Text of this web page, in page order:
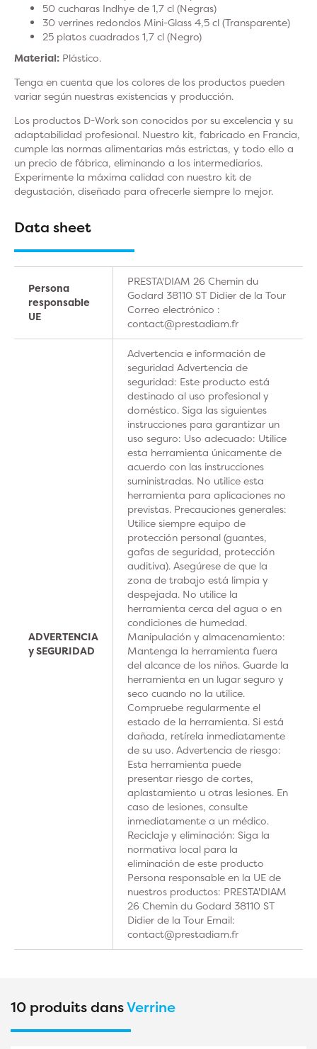
50 cucharas Indhye de 1,7 cl (Negras)
30 verrines redondos Mini-Glass 4,5 cl (Transparente)
25 platos cuadrados 1,7 cl (Negro)
Material: Plástico.
Tenga en cuenta que los colores de los productos pueden
variar según nuestras existencias y producción.
Los productos D-Work son conocidos por su excelencia y su
adaptabilidad profesional. Nuestro kit, fabricado en Francia,
cumple las normas alimentarias más estrictas, y todo ello a
un precio de fábrica, eliminando a los intermediarios.
Experimente la máxima calidad con nuestro kit de
degustación, diseñado para ofrecerle siempre lo mejor.
Data sheet
Persona
responsable
UE
PRESTA'DIAM 26 Chemin du
Godard 38110 ST Didier de la Tour
Correo electrónico :
contact@prestadiam.fr
ADVERTENCIA
y SEGURIDAD
Advertencia e información de
seguridad Advertencia de
seguridad: Este producto está
destinado al uso profesional y
doméstico. Siga las siguientes
instrucciones para garantizar un
uso seguro: Uso adecuado: Utilice
esta herramienta únicamente de
acuerdo con las instrucciones
suministradas. No utilice esta
herramienta para aplicaciones no
previstas. Precauciones generales:
Utilice siempre equipo de
protección personal (guantes,
gafas de seguridad, protección
auditiva). Asegúrese de que la
zona de trabajo está limpia y
despejada. No utilice la
herramienta cerca del agua o en
condiciones de humedad.
Manipulación y almacenamiento:
Mantenga la herramienta fuera
del alcance de los niños. Guarde la
herramienta en un lugar seguro y
seco cuando no la utilice.
Compruebe regularmente el
estado de la herramienta. Si está
dañada, retírela inmediatamente
de su uso. Advertencia de riesgo:
Esta herramienta puede
presentar riesgo de cortes,
aplastamiento u otras lesiones. En
caso de lesiones, consulte
inmediatamente a un médico.
Reciclaje y eliminación: Siga la
normativa local para la
eliminación de este producto
Persona responsable en la UE de
nuestros productos: PRESTA'DIAM
26 Chemin du Godard 38110 ST
Didier de la Tour Email:
contact@prestadiam.fr
10 produits dansVerrine